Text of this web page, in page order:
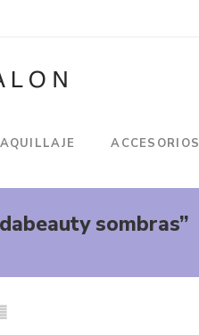
ACCESORIOS
sombras”